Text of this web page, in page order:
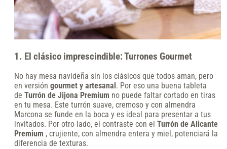
1. El clásico imprescindible: Turrones Gourmet
No hay mesa navideña sin los clásicos que todos aman, pero
en versión gourmet y artesanal . Por eso una buena tableta
de Turrón de Jijona Premium no puede faltar cortado en tiras
en tu mesa. Este turrón suave, cremoso y con almendra
Marcona se funde en la boca y es ideal para presentar a tus
invitados. Por otro lado, el contraste con el Turrón de Alicante
Premium , crujiente, con almendra entera y miel, potenciará la
diferencia de texturas.